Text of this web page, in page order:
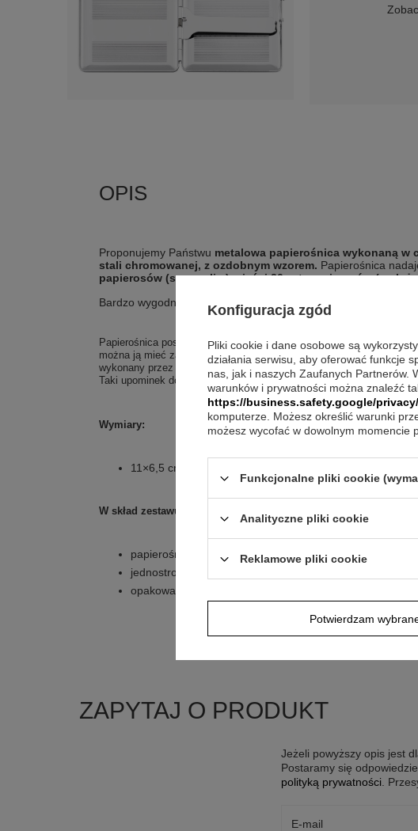
Proponujemy Państwu metalowa papierośnica wykonaną w
stali chromowanej, z ozdobnym wzorem. Papierośnica
papierosów (super slim)mieści 20 szt. papierosów
Bardzo wygodna w użyciu oraz łatwa w utrzymaniu czystości.
Papierośnica posiada mechanizm zamykający. Upominek jest
można ją mieć zawsze przy sobie. Jest łatwa w czyszczeniu i
wykonany przez nas grawer nada jej indywidualnych cech, co
Taki upominek doceni niejeden podróżnik, myśliwy czy wędkarz.
Wymiary:
11×6,5 cm
W skład zestawu wchodzi:
papierośnica ze stali chromowanej
jednostronny grawerunek
opakowanie od producenta
ZAPYTAJ O PRODUKT
Jeżeli powyższy opis jest
Postaramy się
polityką prywatności .
E-mail
Konfiguracja zgód
Pliki cookie i dane osobowe są
działania serwisu, aby oferować funkcje
nas, jak i naszych Zaufanych Partnerów.
warunków i prywatności można znaleźć
https://business.safety.google/privacy/
komputerze. Możesz określić warunki
możesz wycofać w dowolnym momencie
Funkcjonalne pliki cookie
Analityczne pliki cookie
Reklamowe pliki cookie
Potwierdzam